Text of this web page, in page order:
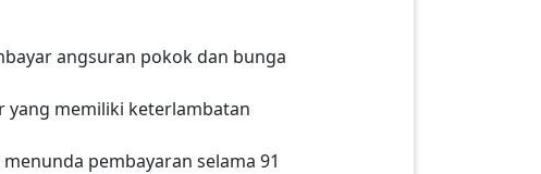
angsuran pokok dan bunga
yang memiliki keterlambatan
pembayaran selama 91